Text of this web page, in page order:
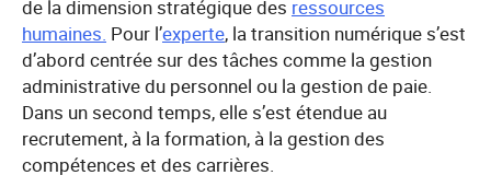
de la dimension stratégique des ressources
humaines. Pour l’experte, la transition numérique s’est
d’abord centrée sur des tâches comme la gestion
administrative du personnel ou la gestion de paie.
Dans un second temps, elle s’est étendue au
recrutement, à la formation, à la gestion des
compétences et des carrières.